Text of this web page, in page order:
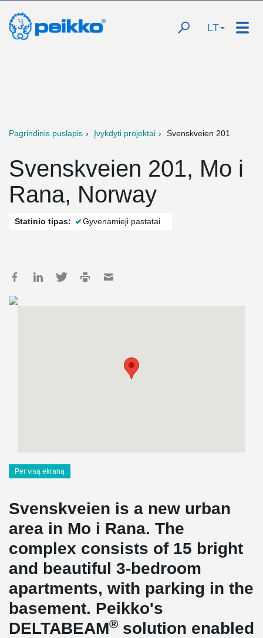
LT
Pagrindinis puslapis Įvykdyti projektai Svenskveien 201
Svenskveien 201, Mo i
Rana, Norway
Statinio tipas: Gyvenamieji pastatai
Per visą ekraną
Svenskveien is a new urban
area in Mo i Rana. The
complex consists of 15 bright
and beautiful 3-bedroom
apartments, with parking in the
basement. Peikko's
DELTABEAM® solution enabled